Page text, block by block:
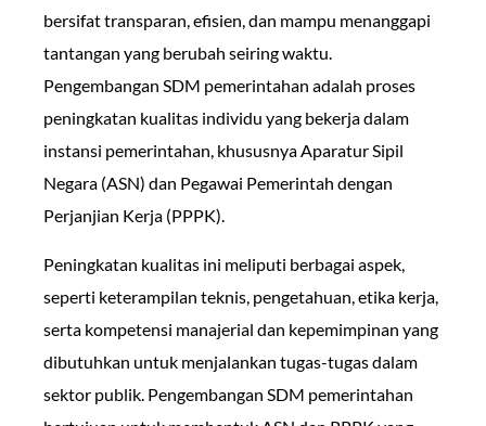
bersifat transparan, efisien, dan mampu menanggapi
tantangan yang berubah seiring waktu.
Pengembangan SDM pemerintahan adalah proses
peningkatan kualitas individu yang bekerja dalam
instansi pemerintahan, khususnya Aparatur Sipil
Negara (ASN) dan Pegawai Pemerintah dengan
Perjanjian Kerja (PPPK).
Peningkatan kualitas ini meliputi berbagai aspek,
seperti keterampilan teknis, pengetahuan, etika kerja,
serta kompetensi manajerial dan kepemimpinan yang
dibutuhkan untuk menjalankan tugas-tugas dalam
sektor publik. Pengembangan SDM pemerintahan